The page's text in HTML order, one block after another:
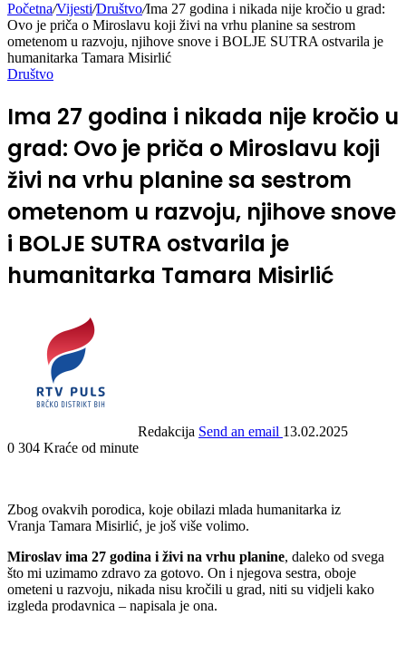
Početna/Vijesti/Društvo/Ima 27 godina i nikada nije kročio u grad:
Ovo je priča o Miroslavu koji živi na vrhu planine sa sestrom
ometenom u razvoju, njihove snove i BOLJE SUTRA ostvarila je
humanitarka Tamara Misirlić
Društvo
Ima 27 godina i nikada nije kročio u
grad: Ovo je priča o Miroslavu koji
živi na vrhu planine sa sestrom
ometenom u razvoju, njihove snove
i BOLJE SUTRA ostvarila je
humanitarka Tamara Misirlić
Redakcija Send an email 13.02.2025
0 304 Kraće od minute
Zbog ovakvih porodica, koje obilazi mlada humanitarka iz
Vranja Tamara Misirlić, je još više volimo.
Miroslav ima 27 godina i živi na vrhu planine, daleko od svega
što mi uzimamo zdravo za gotovo. On i njegova sestra, oboje
ometeni u razvoju, nikada nisu kročili u grad, niti su vidjeli kako
izgleda prodavnica – napisala je ona.